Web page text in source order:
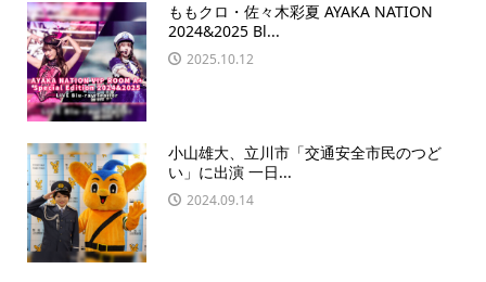
ももクロ・佐々木彩夏 AYAKA NATION
2024&2025 Bl...
2025.10.12
小山雄大、立川市「交通安全市民のつど
い」に出演 一日...
2024.09.14